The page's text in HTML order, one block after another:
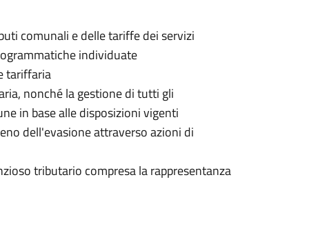
comunali e delle tariffe dei servizi
individuate
tariffaria
nonché la gestione di tutti gli
in base alle disposizioni vigenti
dell'evasione attraverso azioni di
tributario compresa la rappresentanza